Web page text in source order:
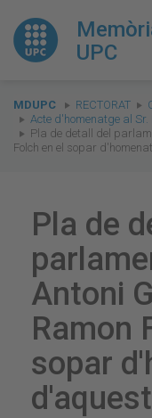
UPC
You
are
here:
MDUPC RECTORAT
Acte d'homenatge al Sr.
Pla de detall del
Folch en el sopar
Pla de
Antoni
Ramon
sopar